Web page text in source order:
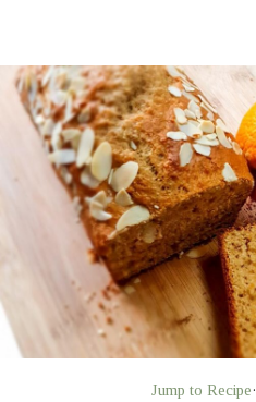
Jump to Recipe·